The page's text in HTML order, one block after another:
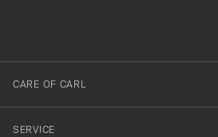
dig
till
vårt
nyhetsbrev!
CARE OF CARL
SERVICE